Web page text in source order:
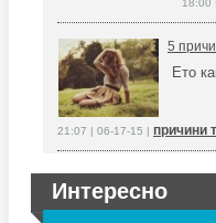
18:00
5
Ето
21:07 | 06-17-15 | причини
Интересно